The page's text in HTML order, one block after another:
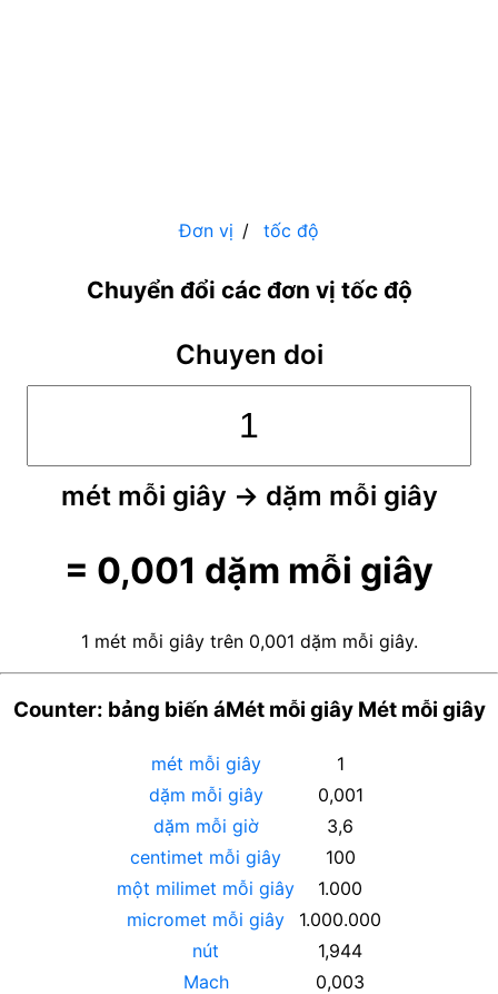
Đơn vị tốc độ
Chuyển đổi các đơn vị tốc độ
Chuyen doi
mét mỗi giây → dặm mỗi giây
= 0,001 dặm mỗi giây
1 mét mỗi giây trên 0,001 dặm mỗi giây.
Counter: bảng biến áMét mỗi giây Mét mỗi giây
mét mỗi giây
1
dặm mỗi giây
0,001
dặm mỗi giờ
3,6
centimet mỗi giây
100
một milimet mỗi giây
1.000
micromet mỗi giây
1.000.000
nút
1,944
Mach
0,003